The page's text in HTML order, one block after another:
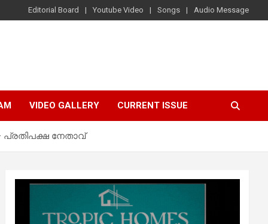
Editorial Board Youtube Video Songs Audio Message
VIDEO GALLERY CURRENT ISSUE
നേതാവ്